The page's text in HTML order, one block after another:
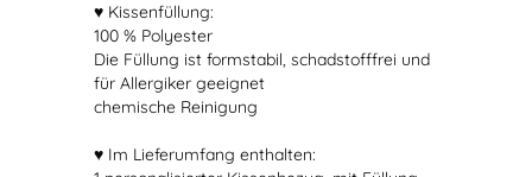
♥ Kissenfüllung:
100 % Polyester
Die Füllung ist formstabil, schadstofffrei und
für Allergiker geeignet
chemische Reinigung
♥ Im Lieferumfang enthalten: